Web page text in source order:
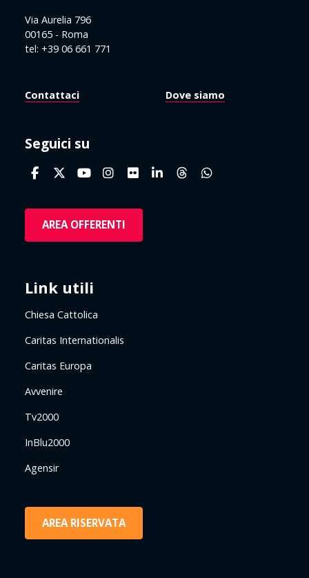
Via Aurelia 796
00165 - Roma
tel: +39 06 661 771
Contattaci Dove siamo
Seguici su
AREA OFFERENTI
Link utili
Chiesa Cattolica
Caritas Internationalis
Caritas Europa
Avvenire
Tv2000
InBlu2000
Agensir
AREA RISERVATA